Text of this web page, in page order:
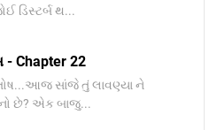
ડિસ્ટર્બ થ...
- Chapter 22
સાંજે તું લાવણ્યા ને
છે? એક બાજુ...